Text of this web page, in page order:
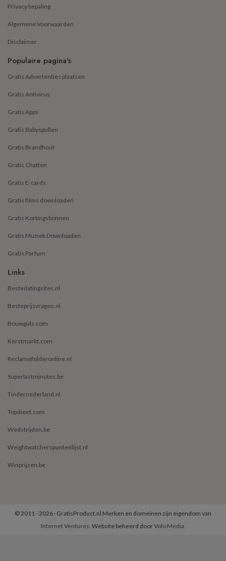
Privacy bepaling
Algemene Voorwaarden
Disclaimer
Populaire pagina's
Gratis Advertenties plaatsen
Gratis Antivirus
Gratis Apps
Gratis Babyspullen
Gratis Brandhout
Gratis Chatten
Gratis E-cards
Gratis films downloaden
Gratis Kortingsbonnen
Gratis Muziek Downloaden
Gratis Parfum
Links
Bestedatingsites.nl
Besteprijsvragen.nl
Bouwgids.com
Kerstmarkt.com
Reclamefolderonline.nl
Superlastminutes.be
Tindernederland.nl
Topdieet.com
Wedstrijden.be
Weightwatcherspuntenlijst.nl
Winprijzen.be
© 2011 - 2026 · GratisProduct.nl Merken en domeinen zijn eigendom van
Internet Ventures. Website beheerd doorVolo Media.